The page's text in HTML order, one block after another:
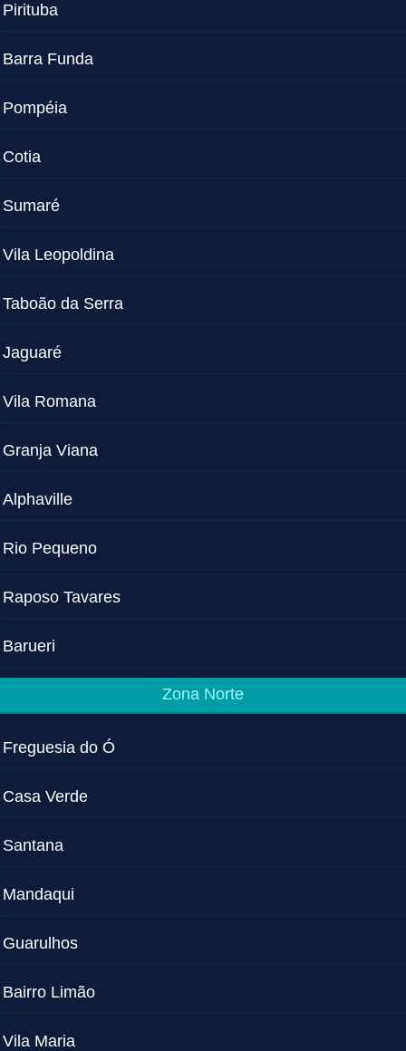
Pirituba
Barra Funda
Pompéia
Cotia
Sumaré
Vila Leopoldina
Taboão da Serra
Jaguaré
Vila Romana
Granja Viana
Alphaville
Rio Pequeno
Raposo Tavares
Barueri
Zona Norte
Freguesia do Ó
Casa Verde
Santana
Mandaqui
Guarulhos
Bairro Limão
Vila Maria